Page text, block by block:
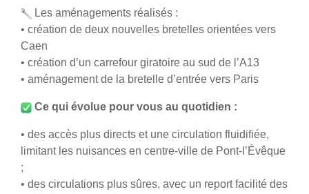
Les aménagements réalisés :
• création de deux nouvelles bretelles orientées vers
Caen
• création d’un carrefour giratoire au sud de l’A13
• aménagement de la bretelle d’entrée vers Paris
Ce qui évolue pour vous au quotidien :
• des accès plus directs et une circulation fluidifiée,
limitant les nuisances en centre-ville de Pont-l’Évêque
;
• des circulations plus sûres, avec un report facilité des